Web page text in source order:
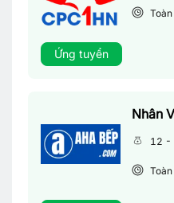
Toàn
Ứng tuyển
12 -
Toàn